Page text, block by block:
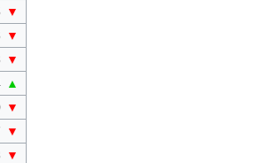
▼
▼
▼
▲
▼
▼
▼